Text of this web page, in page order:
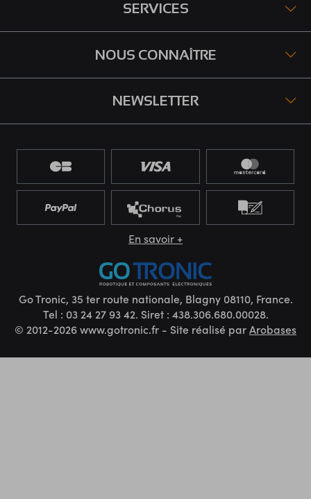
SERVICES
NOUS CONNAÎTRE
NEWSLETTER
En savoir +
Go Tronic, 35 ter route nationale, Blagny 08110, France.
Tel : 03 24 27 93 42. Siret : 438.306.680.00028.
© 2012-2026 www.gotronic.fr - Site réalisé parArobases